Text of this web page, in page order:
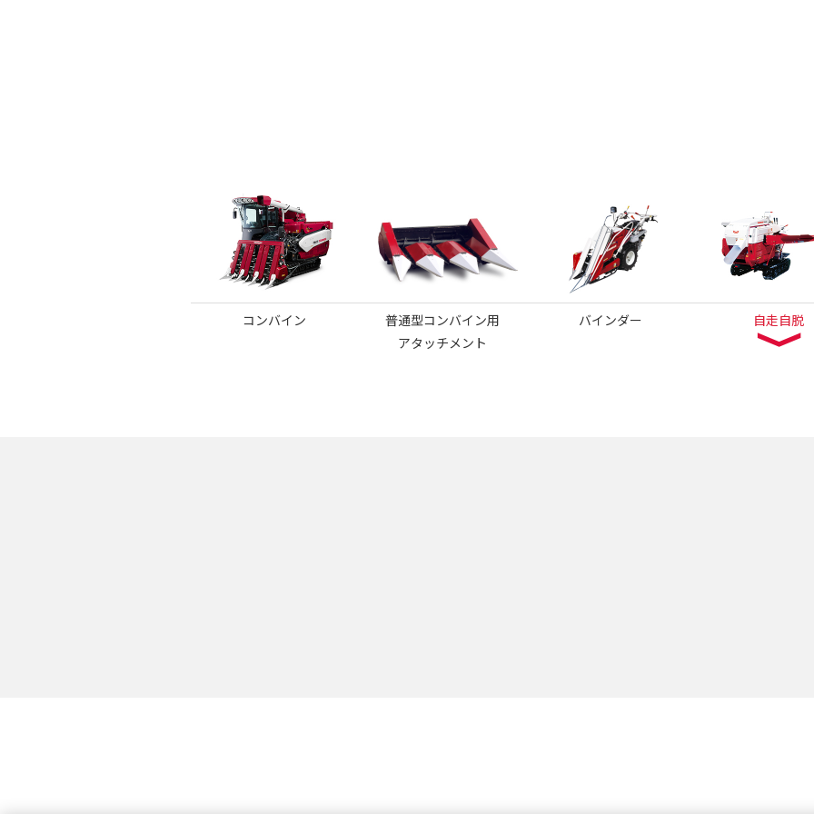
コンバイン
普通型コンバイン用
アタッチメント
バインダー 自走自脱